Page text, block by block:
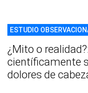
ESTUDIO
¿Mito o
científicamente
dolores de